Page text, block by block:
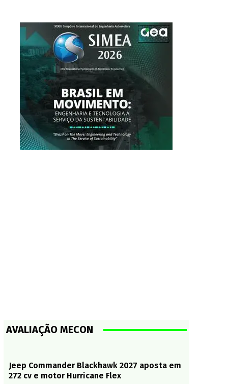
AVALIAÇÃO MECON
Jeep Commander Blackhawk 2027 aposta em
272 cv e motor Hurricane Flex